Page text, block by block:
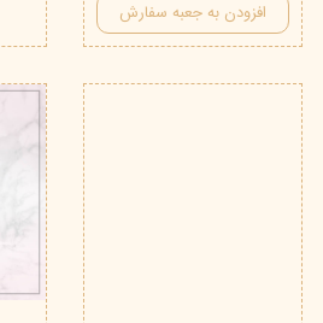
افزودن به جعبه سفارش